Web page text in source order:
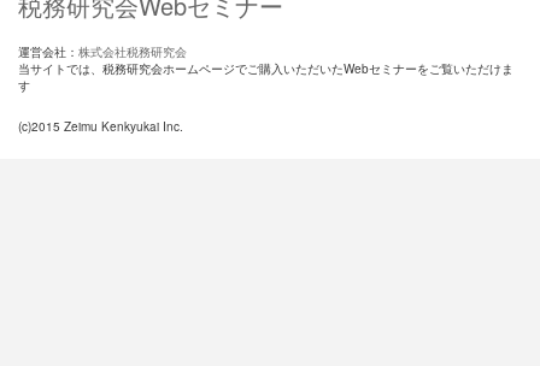
運営会社： 株式会社税務研究会
当サイトでは、税務研究会ホームページでご購入いただいたWebセミナーをご覧いただけま
す
(c)2015 Zeimu Kenkyukai Inc.